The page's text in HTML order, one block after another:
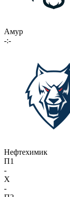
Амур
-:-
Нефтехимик
П1
-
X
-